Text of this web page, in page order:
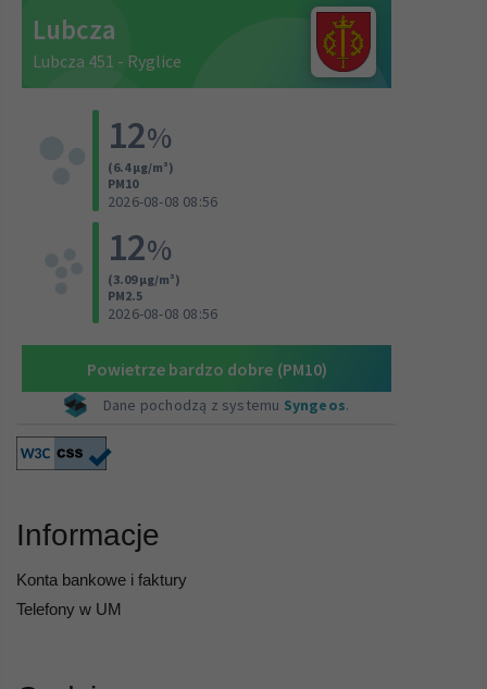
Informacje
Konta bankowe i faktury
Telefony w UM